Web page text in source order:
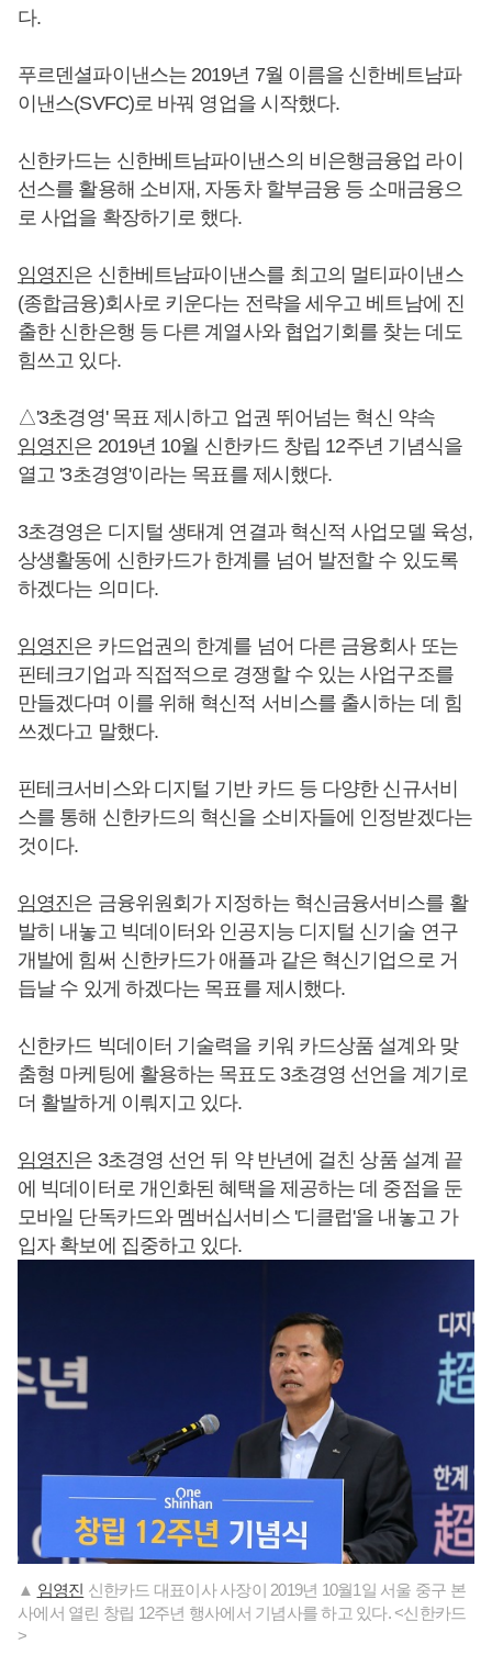
다.
푸르덴셜파이낸스는 2019년 7월 이름을 신한베트남파
이낸스(SVFC)로 바꿔 영업을 시작했다.
신한카드는 신한베트남파이낸스의 비은행금융업 라이
선스를 활용해 소비재, 자동차 할부금융 등 소매금융으
로 사업을 확장하기로 했다.
임영진은 신한베트남파이낸스를 최고의 멀티파이낸스
(종합금융)회사로 키운다는 전략을 세우고 베트남에 진
출한 신한은행 등 다른 계열사와 협업기회를 찾는 데도
힘쓰고 있다.
△'3초경영' 목표 제시하고 업권 뛰어넘는 혁신 약속
임영진은 2019년 10월 신한카드 창립 12주년 기념식을
열고 '3초경영'이라는 목표를 제시했다.
3초경영은 디지털 생태계 연결과 혁신적 사업모델 육성,
상생활동에 신한카드가 한계를 넘어 발전할 수 있도록
하겠다는 의미다.
임영진은 카드업권의 한계를 넘어 다른 금융회사 또는
핀테크기업과 직접적으로 경쟁할 수 있는 사업구조를
만들겠다며 이를 위해 혁신적 서비스를 출시하는 데 힘
쓰겠다고 말했다.
핀테크서비스와 디지털 기반 카드 등 다양한 신규서비
스를 통해 신한카드의 혁신을 소비자들에 인정받겠다는
것이다.
임영진은 금융위원회가 지정하는 혁신금융서비스를 활
발히 내놓고 빅데이터와 인공지능 디지털 신기술 연구
개발에 힘써 신한카드가 애플과 같은 혁신기업으로 거
듭날 수 있게 하겠다는 목표를 제시했다.
신한카드 빅데이터 기술력을 키워 카드상품 설계와 맞
춤형 마케팅에 활용하는 목표도 3초경영 선언을 계기로
더 활발하게 이뤄지고 있다.
임영진은 3초경영 선언 뒤 약 반년에 걸친 상품 설계 끝
에 빅데이터로 개인화된 혜택을 제공하는 데 중점을 둔
모바일 단독카드와 멤버십서비스 '디클럽'을 내놓고 가
입자 확보에 집중하고 있다.
▲ 임영진 신한카드 대표이사 사장이 2019년 10월1일 서울 중구 본
사에서 열린 창립 12주년 행사에서 기념사를 하고 있다. <신한카드
>